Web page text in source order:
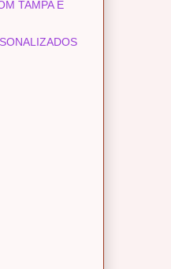
TAMPA E